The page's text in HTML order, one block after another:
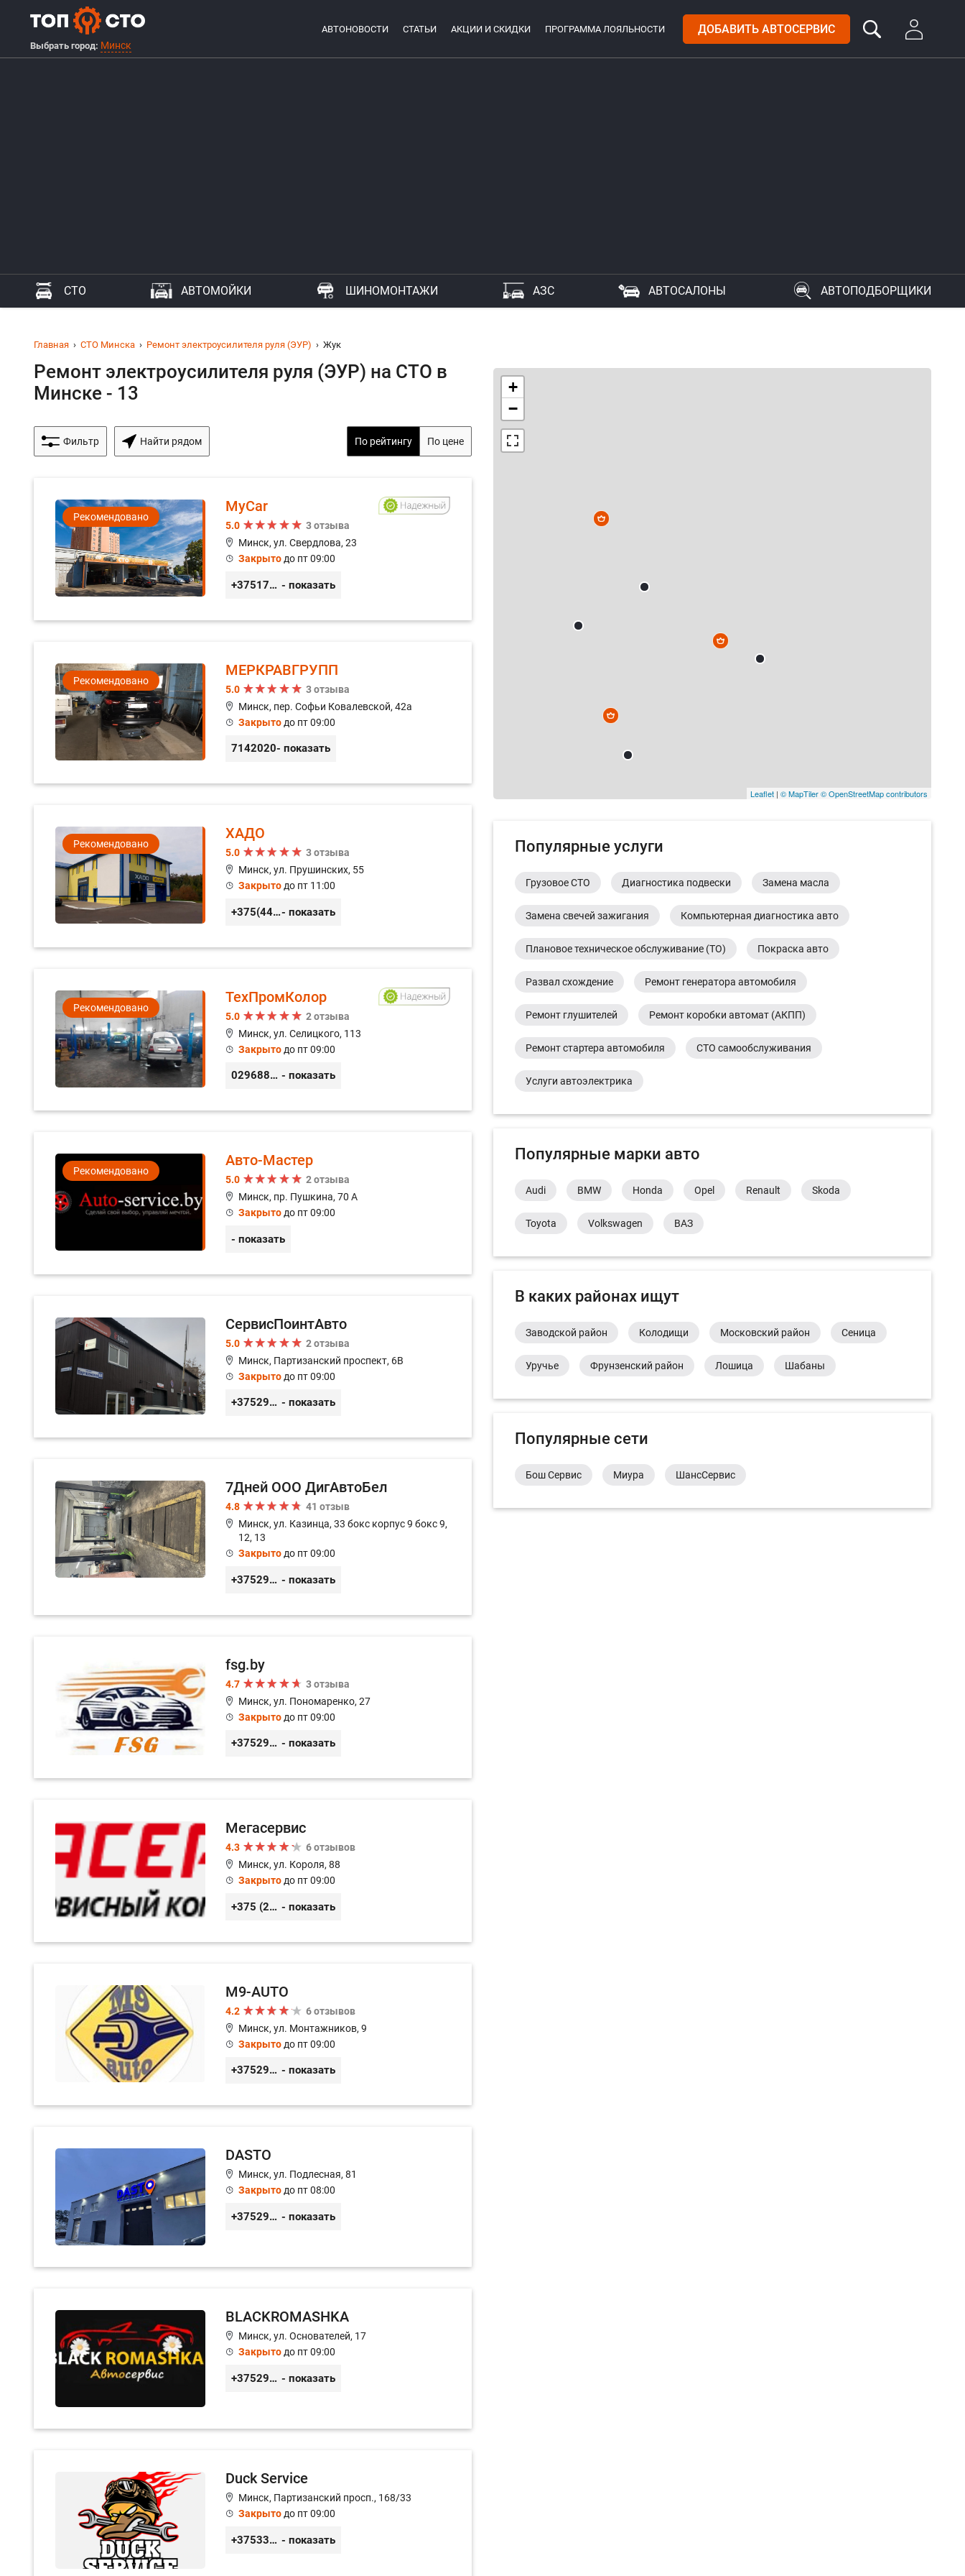
Выбрать город: Минск
АВТОНОВОСТИ СТАТЬИ АКЦИИ И СКИДКИ ПРОГРАММА ЛОЯЛЬНОСТИ ДОБАВИТЬ АВТОСЕРВИС
СТО АВТОМОЙКИ ШИНОМОНТАЖИ АЗС АВТОСАЛОНЫ АВТОПОДБОРЩИКИ
Главная СТО Минска Ремонт электроусилителя руля (ЭУР) Жук
Ремонт электроусилителя руля (ЭУР) на СТО в
Минске - 13
Фильтр Найти рядом По рейтингу По цене
Рекомендовано
MyCar
5.0
3 отзыва
Минск, ул. Свердлова, 23
Закрытодо пт 09:00
+375173212443 - показать
Рекомендовано
МЕРКРАВГРУПП
5.0
3 отзыва
Минск, пер. Софьи Ковалевской, 42а
Закрытодо пт 09:00
7142020- показать
Рекомендовано
ХАДО
5.0
3 отзыва
Минск, ул. Прушинских, 55
Закрытодо пт 11:00
+375(44) 559-27-77- показать
Рекомендовано
ТехПромКолор
5.0
2 отзыва
Минск, ул. Селицкого, 113
Закрытодо пт 09:00
0296889898 - показать
Рекомендовано
Авто-Мастер
5.0
2 отзыва
Минск, пр. Пушкина, 70 А
Закрытодо пт 09:00
- показать
СервисПоинтАвто
5.0
2 отзыва
Минск, Партизанский проспект, 6В
Закрытодо пт 09:00
+375296035003 - показать
7Дней ООО ДигАвтоБел
4.8
41 отзыв
Минск, ул. Казинца, 33 бокс корпус 9 бокс 9,
12, 13
Закрытодо пт 09:00
+375296518100 - показать
fsg.by
4.7
3 отзыва
Минск, ул. Пономаренко, 27
Закрытодо пт 09:00
+375291882338 - показать
Мегасервис
4.3
6 отзывов
Минск, ул. Короля, 88
Закрытодо пт 09:00
+375 (29) 627-44-88 - показать
M9-AUTO
4.2
6 отзывов
Минск, ул. Монтажников, 9
Закрытодо пт 09:00
+375299395764 - показать
DASTO
Минск, ул. Подлесная, 81
Закрытодо пт 08:00
+375296606560 - показать
BLACKROMASHKA
Минск, ул. Основателей, 17
Закрытодо пт 09:00
+375296651188 - показать
Duck Service
Минск, Партизанский просп., 168/33
Закрытодо пт 09:00
+375333416710 - показать
+
−
Leaflet | © MapTiler© OpenStreetMap contributors
Популярные услуги
Грузовое СТО Диагностика подвески Замена масла
Замена свечей зажигания Компьютерная диагностика авто
Плановое техническое обслуживание (ТО) Покраска авто
Развал схождение Ремонт генератора автомобиля
Ремонт глушителей Ремонт коробки автомат (АКПП)
Ремонт стартера автомобиля СТО самообслуживания
Услуги автоэлектрика
Популярные марки авто
Audi BMW Honda Opel Renault Skoda
Toyota Volkswagen ВАЗ
В каких районах ищут
Заводской район Колодищи Московский район Сеница
Уручье Фрунзенский район Лошица Шабаны
Популярные сети
Бош Сервис Миура ШансСервис